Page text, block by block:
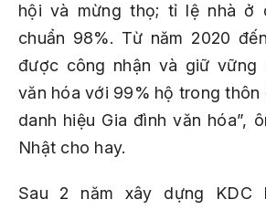
hội và mừng thọ; tỉ lệ nhà ở
chuẩn 98%. Từ năm 2020
được công nhận và giữ vững
văn hóa với 99% hộ trong thôn
danh hiệu Gia đình văn hóa”,
Nhật cho hay.
Sau 2 năm xây dựng KDC